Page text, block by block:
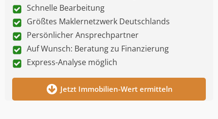
Schnelle Bearbeitung
Größtes Maklernetzwerk Deutschlands
Persönlicher Ansprechpartner
Auf Wunsch: Beratung zu Finanzierung
Express-Analyse möglich
Jetzt Immobilien-Wert ermitteln